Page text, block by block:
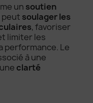
un soutien
peut soulager les
, favoriser
limiter les
performance. Le
à une
clarté